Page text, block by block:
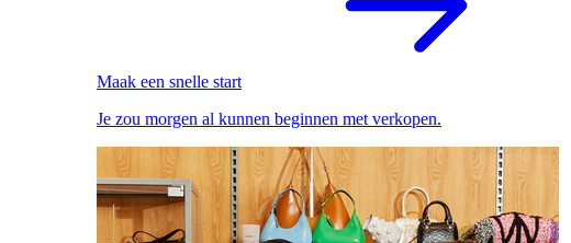
Maak een snelle start
Je zou morgen al kunnen beginnen met verkopen.